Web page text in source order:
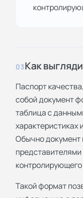
03Как
Паспорт
собой документ
таблица с
характеристиках
Обычно документ
контролирующего
Такой формат